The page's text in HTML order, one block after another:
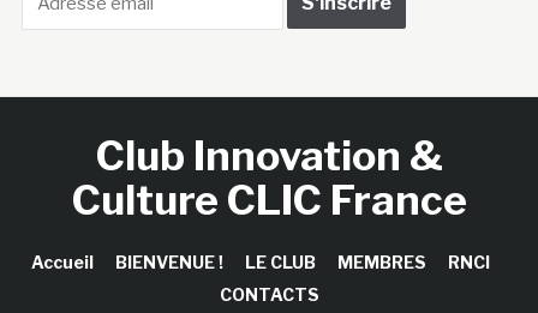
Club Innovation &
Culture CLIC France
Accueil BIENVENUE ! LE CLUB MEMBRES
RNCI
CONTACTS